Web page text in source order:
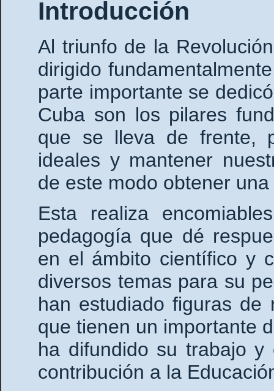
Introducción
Al triunfo de la
dirigido
parte importante se
Cuba son los pilares
que se lleva de frente,
ideales y mantener
de este modo obtener
Esta realiza
pedagogía que dé
en el ámbito científico y
diversos temas para su
han estudiado figuras de
que tienen un importante
ha difundido su trabajo y
contribución a la